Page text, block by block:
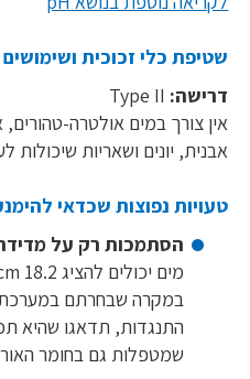
שטיפת כלי זכוכית ושימושים
דרישה:
אין צורך במים אולטרה-
אבנית, יונים ושאריות שיכולות
טעויות נפוצות שכדאי
הסתמכות רק על
מים יכולים להציג 18.2 MΩ·cm ועדיין להכיל TOC גבוה.
במקרה שבחרתם
התנגדות, תדאגו שהיא
שמטפלות גם בחומר